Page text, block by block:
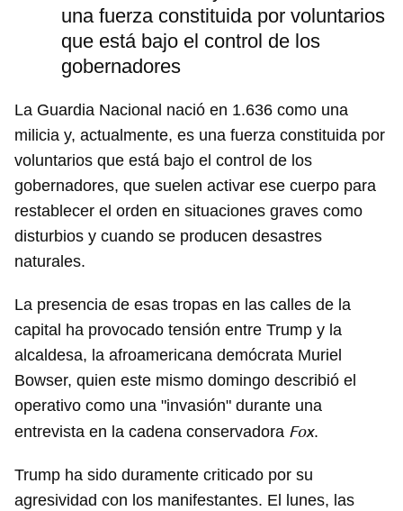
una fuerza constituida por voluntarios
que está bajo el control de los
gobernadores
La Guardia Nacional nació en 1.636 como una
milicia y, actualmente, es una fuerza constituida por
voluntarios que está bajo el control de los
gobernadores, que suelen activar ese cuerpo para
restablecer el orden en situaciones graves como
disturbios y cuando se producen desastres
naturales.
La presencia de esas tropas en las calles de la
capital ha provocado tensión entre Trump y la
alcaldesa, la afroamericana demócrata Muriel
Bowser, quien este mismo domingo describió el
operativo como una "invasión" durante una
entrevista en la cadena conservadora Fox.
Trump ha sido duramente criticado por su
agresividad con los manifestantes. El lunes, las